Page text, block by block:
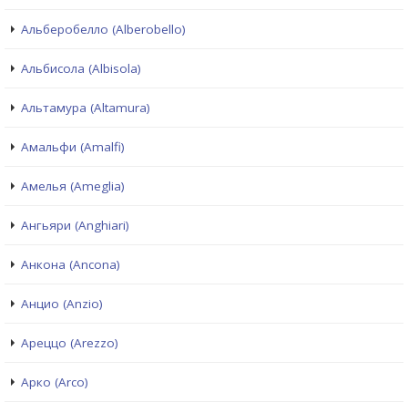
Альберобелло (Alberobello)
Альбисола (Albisola)
Альтамура (Altamura)
Амальфи (Amalfi)
Амелья (Ameglia)
Ангьяри (Anghiari)
Анкона (Ancona)
Анцио (Anzio)
Ареццо (Arezzo)
Арко (Arco)